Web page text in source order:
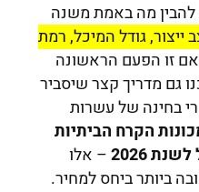
להבין מה באמת משנה
ייצור, גודל המיכל, רמת
אם זו הפעם הראשונה
גם מדריך קצר שיסביר
בחינה של עשרות
הקרח הביתיות
2026
– אלו
ביותר ביחס למחיר.